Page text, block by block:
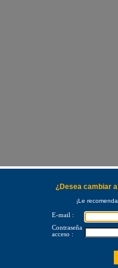
¿Desea cambiar
¡Le
E-mail :
Contraseña
acceso :